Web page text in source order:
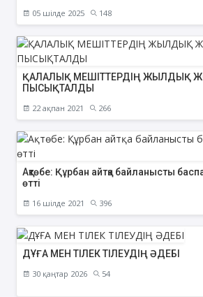
05 шілде 2025 148
ҚАЛАЛЫҚ МЕШІТТЕРДІҢ ЖЫЛДЫҚ
ПЫСЫҚТАЛДЫ
22 ақпан 2021 266
Ақтөбе: Құрбан айтқа байланысты
өтті
16 шілде 2021 396
ДҰҒА МЕН ТІЛЕК ТІЛЕУДІҢ ӘДЕБІ
30 қаңтар 2026 54